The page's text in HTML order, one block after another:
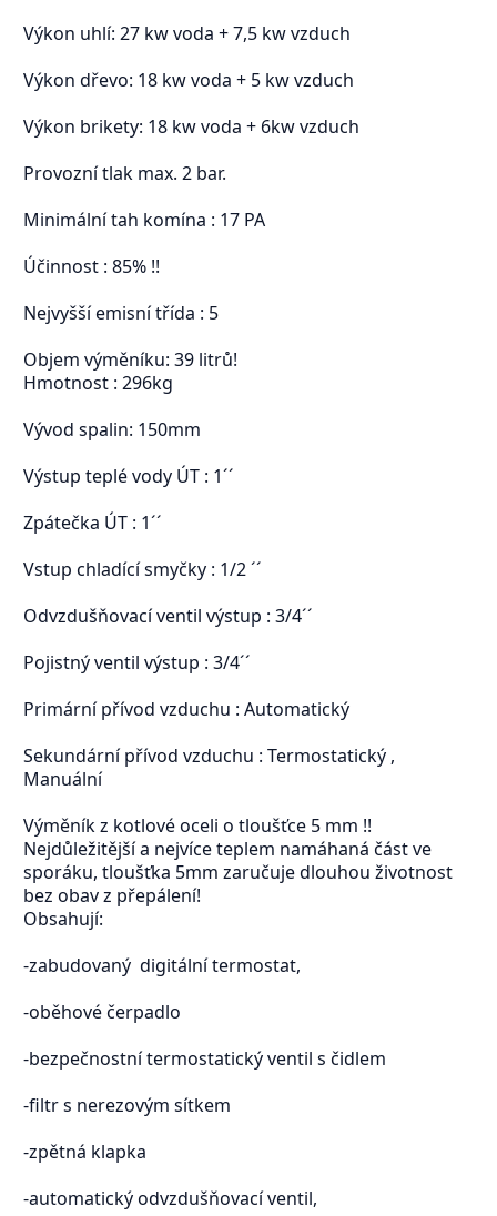
Výkon uhlí: 27 kw voda + 7,5 kw vzduch
Výkon dřevo: 18 kw voda + 5 kw vzduch
Výkon brikety: 18 kw voda + 6kw vzduch
Provozní tlak max. 2 bar.
Minimální tah komína : 17 PA
Účinnost : 85% !!
Nejvyšší emisní třída : 5
Objem výměníku: 39 litrů!
Hmotnost : 296kg
Vývod spalin: 150mm
Výstup teplé vody ÚT : 1´´
Zpátečka ÚT : 1´´
Vstup chladící smyčky : 1/2 ´´
Odvzdušňovací ventil výstup : 3/4´´
Pojistný ventil výstup : 3/4´´
Primární přívod vzduchu : Automatický
Sekundární přívod vzduchu : Termostatický ,
Manuální
Výměník z kotlové oceli o tloušťce 5 mm !!
Nejdůležitější a nejvíce teplem namáhaná část ve
sporáku, tloušťka 5mm zaručuje dlouhou životnost
bez obav z přepálení!
Obsahují:
-zabudovaný digitální termostat,
-oběhové čerpadlo
-bezpečnostní termostatický ventil s čidlem
-filtr s nerezovým sítkem
-zpětná klapka
-automatický odvzdušňovací ventil,